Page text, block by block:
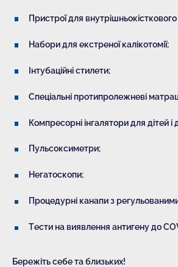
Пристрої для
Набори для екстреної калікотомії;
Інтубаційні стилети;
Спеціальні протипролежневі
Компресорні інгалятори для дітей і
Пульсоксиметри;
Негатоскопи;
Процедурні канапи з
Тести на виявлення антигену до
Бережіть себе та близьких!